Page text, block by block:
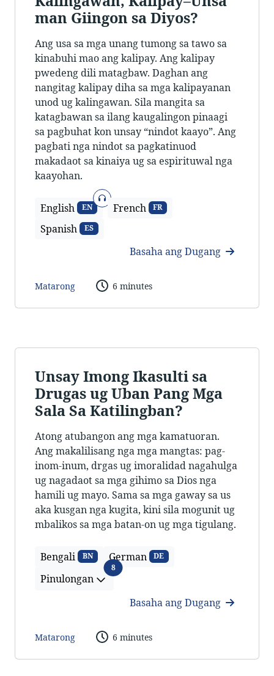
man Giingon sa Diyos?
Ang usa sa mga unang tumong sa tawo sa
kinabuhi mao ang kalipay. Ang kalipay
pwedeng dili matagbaw. Daghan ang
nangitag kalipay diha sa mga kalipayanan
unod ug kalingawan. Sila mangita sa
katagbawan sa ilang kaugalingon pinaagi
sa pagbuhat kon unsay “nindot kaayo”. Ang
pagbati nga nindot sa pagkatinuod
makadaot sa kinaiya ug sa espirituwal nga
kaayohan.
English EN
Sonido
French FR
Spanish ES
Basaha ang Dugang
Matarong 6 minutes
Unsay Imong Ikasulti sa
Drugas ug Uban Pang Mga
Sala Sa Katilingban?
Atong atubangon ang mga kamatuoran.
Ang makalilisang nga mga mangtas: pag-
inom-inum, drgas ug imoralidad nagahulga
ug nagadaot sa mga gihimo sa Dios nga
hamili ug mayo. Sama sa mga gaway sa us
aka kusgan nga kugita, kini sila mogunit ug
mbalikos sa mga batan-on ug mga tigulang.
Bengali BN German DE
Pinulongan
8Pinulongan
Basaha ang Dugang
Matarong 6 minutes